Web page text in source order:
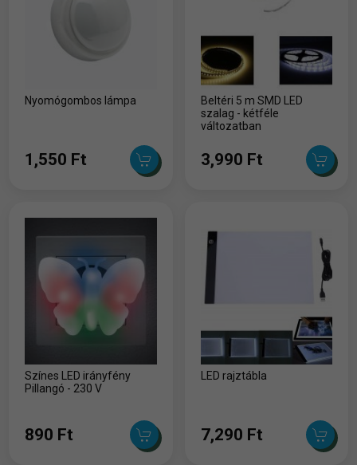
Nyomógombos lámpa
1,550 Ft
Beltéri 5 m SMD LED
szalag - kétféle
változatban
3,990 Ft
Színes LED irányfény
Pillangó - 230 V
890 Ft
LED rajztábla
7,290 Ft